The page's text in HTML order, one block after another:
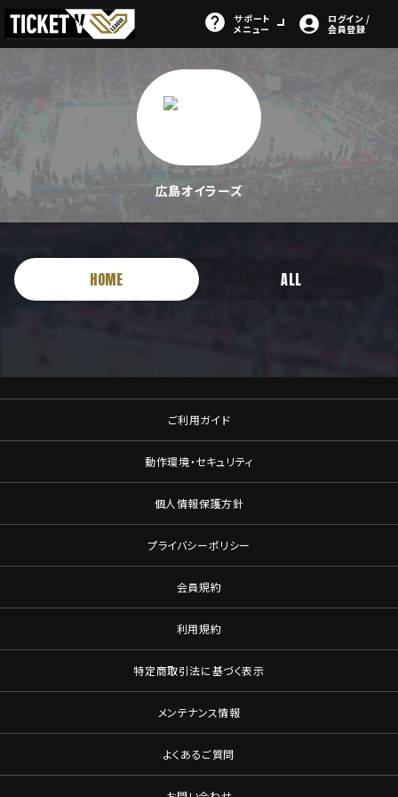
サポート
メニュー
ログイン /
会員登録
広島オイラーズ
HOME ALL
ご利用ガイド
動作環境・セキュリティ
個人情報保護方針
プライバシーポリシー
会員規約
利用規約
特定商取引法に基づく表示
メンテナンス情報
よくあるご質問